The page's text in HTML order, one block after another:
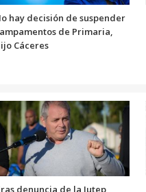
hay decisión de suspender
de Primaria,
Cáceres
denuncia de la Jutep,